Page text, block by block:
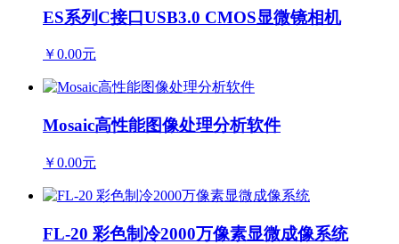
ES系列C接口USB3.0 CMOS显微镜相机
￥0.00元
Mosaic高性能图像处理分析软件
￥0.00元
FL-20 彩色制冷2000万像素显微成像系统